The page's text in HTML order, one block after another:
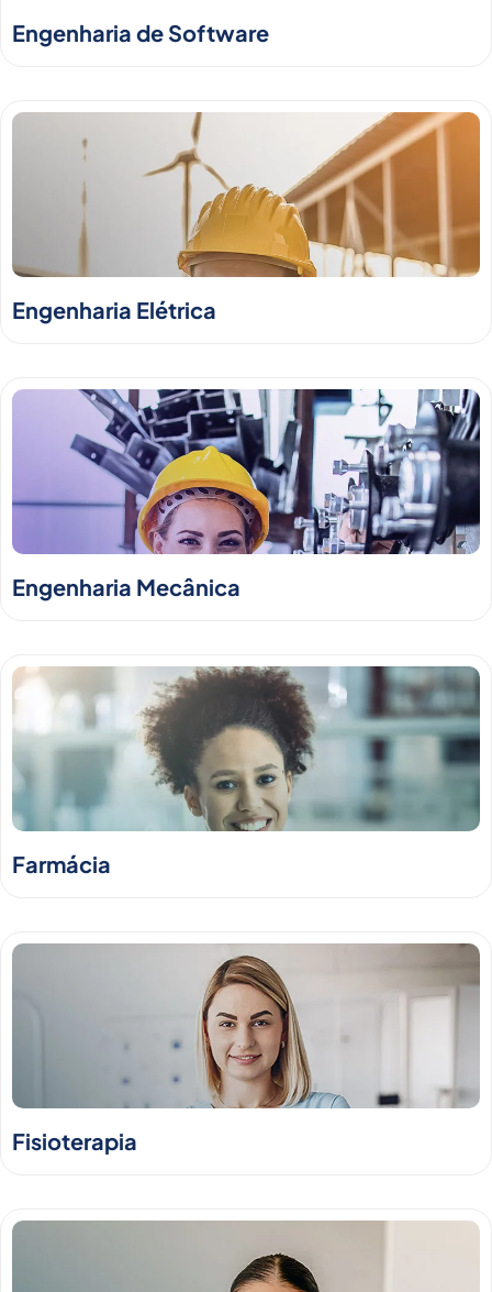
Engenharia de Software
Engenharia Elétrica
Engenharia Mecânica
Farmácia
Fisioterapia